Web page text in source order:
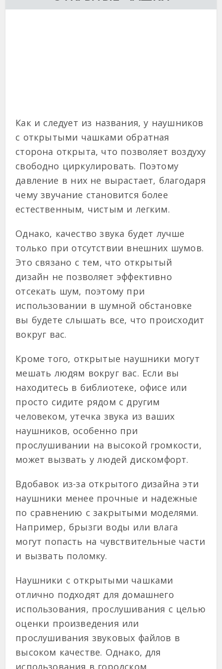
Как и следует из названия, у наушников
с открытыми чашками обратная
сторона открыта, что позволяет воздуху
свободно циркулировать. Поэтому
давление в них не вырастает, благодаря
чему звучание становится более
естественным, чистым и легким.
Однако, качество звука будет лучше
только при отсутствии внешних шумов.
Это связано с тем, что открытый
дизайн не позволяет эффективно
отсекать шум, поэтому при
использовании в шумной обстановке
вы будете слышать все, что происходит
вокруг вас.
Кроме того, открытые наушники могут
мешать людям вокруг вас. Если вы
находитесь в библиотеке, офисе или
просто сидите рядом с другим
человеком, утечка звука из ваших
наушников, особенно при
прослушивании на высокой громкости,
может вызвать у людей дискомфорт.
Вдобавок из-за открытого дизайна эти
наушники менее прочные и надежные
по сравнению с закрытыми моделями.
Например, брызги воды или влага
могут попасть на чувствительные части
и вызвать поломку.
Наушники с открытыми чашками
отлично подходят для домашнего
использования, прослушивания с целью
оценки произведения или
прослушивания звуковых файлов в
высоком качестве. Однако, для